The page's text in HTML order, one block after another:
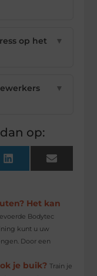
op het
▼
▼
op:
LinkedIn Email
Het kan
Bodytec
kunt u uw
Door een
je buik? Train je